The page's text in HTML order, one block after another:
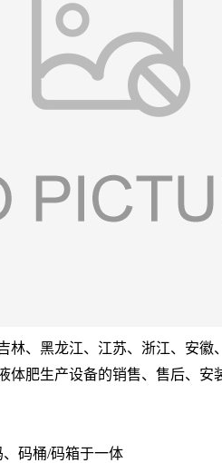
、黑龙江、江苏、浙江、安
肥生产设备的销售、售后、
码桶/码箱于一体